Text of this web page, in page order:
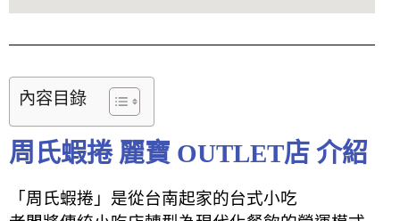
內容目錄
周氏蝦捲 麗寶 OUTLET店 介紹
「周氏蝦捲」是從台南起家的台式小吃